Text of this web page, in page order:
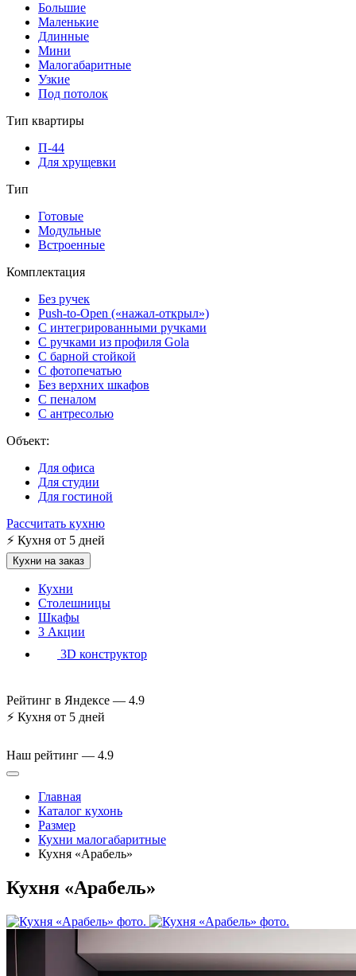
Большие
Маленькие
Длинные
Мини
Малогабаритные
Узкие
Под потолок
Тип квартиры
П-44
Для хрущевки
Тип
Готовые
Модульные
Встроенные
Комплектация
Без ручек
Push-to-Open («нажал-открыл»)
С интегрированными ручками
С ручками из профиля Gola
С барной стойкой
С фотопечатью
Без верхних шкафов
С пеналом
С антресолью
Объект:
Для офиса
Для студии
Для гостиной
Рассчитать кухню
⚡ Кухня от 5 дней
Кухни на заказ
Кухни
Столешницы
Шкафы
3 Акции
3D конструктор
Рейтинг в Яндексе — 4.9
⚡ Кухня от 5 дней
Наш рейтинг — 4.9
Главная
Каталог кухонь
Размер
Кухни малогабаритные
Кухня «Арабель»
Кухня «Арабель»